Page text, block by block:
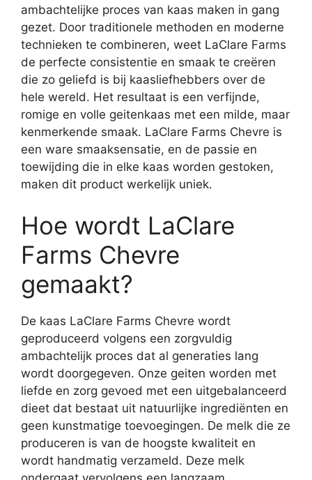
ambachtelijke proces van kaas maken in gang
gezet. Door traditionele methoden en moderne
technieken te combineren, weet LaClare Farms
de perfecte consistentie en smaak te creëren
die zo geliefd is bij kaasliefhebbers over de
hele wereld. Het resultaat is een verfijnde,
romige en volle geitenkaas met een milde, maar
kenmerkende smaak. LaClare Farms Chevre is
een ware smaaksensatie, en de passie en
toewijding die in elke kaas worden gestoken,
maken dit product werkelijk uniek.
Hoe wordt LaClare
Farms Chevre
gemaakt?
De kaas LaClare Farms Chevre wordt
geproduceerd volgens een zorgvuldig
ambachtelijk proces dat al generaties lang
wordt doorgegeven. Onze geiten worden met
liefde en zorg gevoed met een uitgebalanceerd
dieet dat bestaat uit natuurlijke ingrediënten en
geen kunstmatige toevoegingen. De melk die ze
produceren is van de hoogste kwaliteit en
wordt handmatig verzameld. Deze melk